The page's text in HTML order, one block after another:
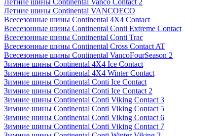
Летние шины Continental Vanco Contact 2
Летние шины Continental VANCOECO
Всесезонные шины Continental 4X4 Contact
Всесезонные шины Continental Conti Extreme Contact
Всесезонные шины Continental Conti Trac
Всесезонные шины Continental Cross Contact AT
Всесезонные шины Continental VancoFourSeason 2
Зимние шины Continental 4X4 Ice Contact
Зимние шины Continental 4X4 Winter Contact
Зимние шины Continental Conti Ice Contact
Зимние шины Continental Conti Ice Contact 2
Зимние шины Continental Conti Viking Contact 3
Зимние шины Continental Conti Viking Contact 5
Зимние шины Continental Conti Viking Contact 6
Зимние шины Continental Conti Viking Contact 7